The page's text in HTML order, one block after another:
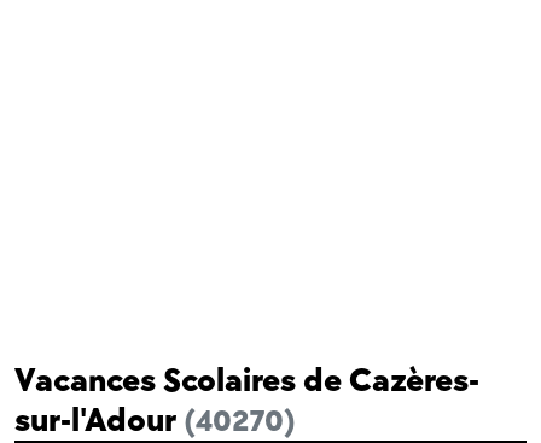
Vacances Scolaires de Cazères-
sur-l'Adour (40270)